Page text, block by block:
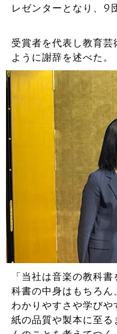
レゼンターとなり、9
受賞者を代表し教育
ように謝辞を述べた。
「当社は音楽の教科
科書の中身はもちろん
わかりやすさや学びや
紙の品質や製本に至る